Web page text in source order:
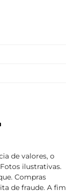
de valores, o
ilustrativas.
Compras
de fraude. A fim